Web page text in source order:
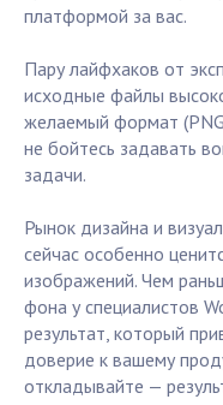
платформой за вас.
Пару лайфхаков от
исходные файлы
желаемый формат
не бойтесь задавать
задачи.
Рынок дизайна и
сейчас особенно
изображений. Чем
фона у специалистов
результат, который
доверие к вашему
откладывайте —